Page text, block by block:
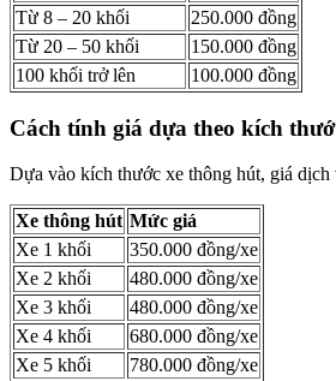
Từ 8 – 20 khối
250.000 đồng
Từ 20 – 50 khối
150.000 đồng
100 khối trở lên
100.000 đồng
Cách tính giá dựa theo kích
Dựa vào kích thước xe thông hút, giá dịch
Xe thông hút Mức giá
Xe 1 khối
350.000 đồng/xe
Xe 2 khối
480.000 đồng/xe
Xe 3 khối
480.000 đồng/xe
Xe 4 khối
680.000 đồng/xe
Xe 5 khối
780.000 đồng/xe